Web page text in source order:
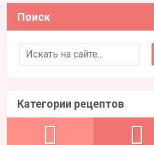
Поиск
Search for:
Категории рецептов